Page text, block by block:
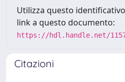
Utilizza questo
link a questo documento:
https://hdl.handle.net/
Citazioni